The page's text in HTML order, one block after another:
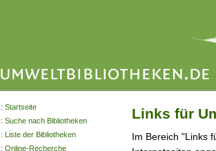
: Startseite
: Suche nach Bibliotheken
: Liste der Bibliotheken
: Online-Recherche
Links für
Im Bereich "Links